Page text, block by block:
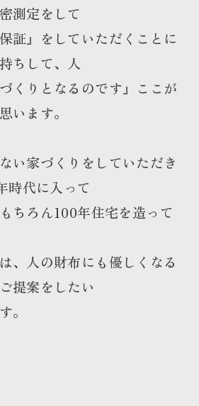
測定をして
証』をしていただくことに
ちして、人
くりとなるのです』ここが
います。
い家づくりをしていただき
時代に入って
ちろん100年住宅を造って
、人の財布にも優しくなる
提案をしたい
。